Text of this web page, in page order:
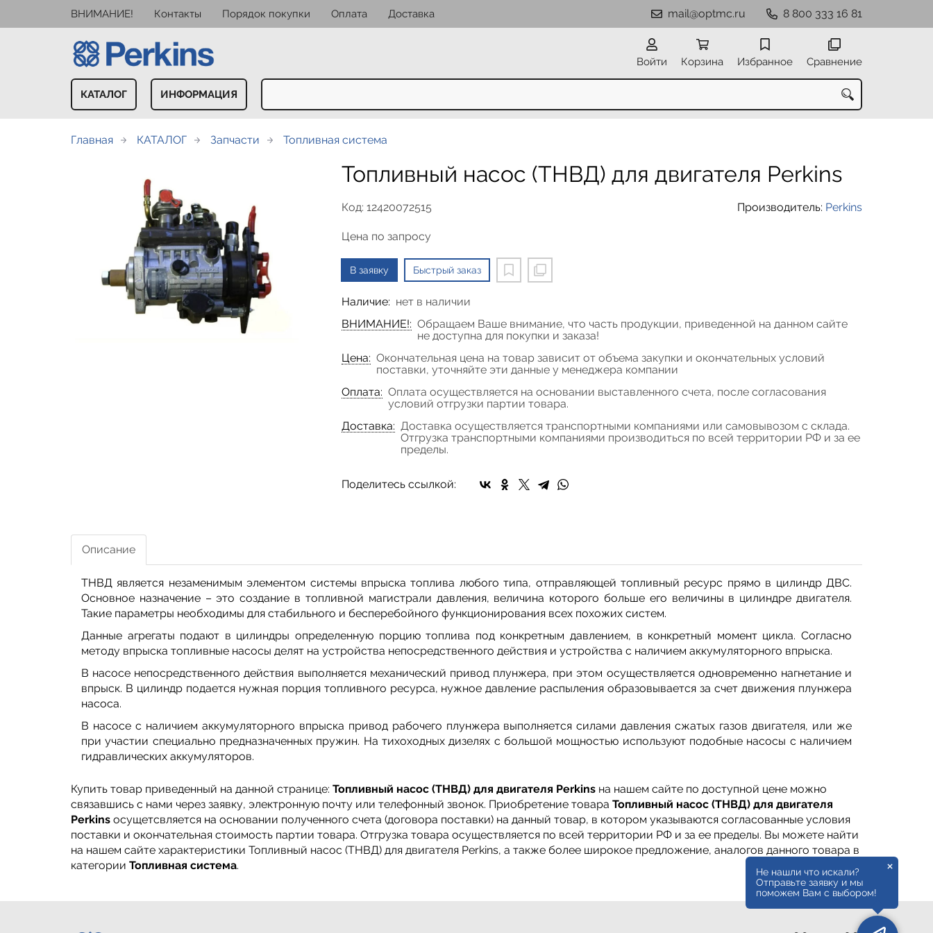
ВНИМАНИЕ! Контакты Порядок покупки Оплата Доставка 8 800 333 16 81
mail@optmc.ru
Войти Корзина Избранное Сравнение
КАТАЛОГ ИНФОРМАЦИЯ
Главная КАТАЛОГ Запчасти Топливная система
Топливный насос (ТНВД) для двигателя Perkins
Код: 12420072515 Производитель: Perkins
Цена по запросу
В заявку Быстрый заказ
Наличие: нет в наличии
ВНИМАНИЕ!: Обращаем Ваше внимание, что часть продукции, приведенной на данном сайте
не доступна для покупки и заказа!
Цена: Окончательная цена на товар зависит от объема закупки и окончательных условий
поставки, уточняйте эти данные у менеджера компании
Оплата: Оплата осуществляется на основании выставленного счета, после согласования
условий отгрузки партии товара.
Доставка: Доставка осуществляется транспортными компаниями или самовывозом с склада.
Отгрузка транспортными компаниями производиться по всей территории РФ и за ее
пределы.
Поделитесь ссылкой:
Описание
ТНВД является незаменимым элементом системы впрыска топлива любого типа, отправляющей топливный ресурс прямо в цилиндр ДВС.
Основное назначение – это создание в топливной магистрали давления, величина которого больше его величины в цилиндре двигателя.
Такие параметры необходимы для стабильного и бесперебойного функционирования всех похожих систем.
Данные агрегаты подают в цилиндры определенную порцию топлива под конкретным давлением, в конкретный момент цикла. Согласно
методу впрыска топливные насосы делят на устройства непосредственного действия и устройства с наличием аккумуляторного впрыска.
В насосе непосредственного действия выполняется механический привод плунжера, при этом осуществляется одновременно нагнетание и
впрыск. В цилиндр подается нужная порция топливного ресурса, нужное давление распыления образовывается за счет движения плунжера
насоса.
В насосе с наличием аккумуляторного впрыска привод рабочего плунжера выполняется силами давления сжатых газов двигателя, или же
при участии специально предназначенных пружин. На тихоходных дизелях с большой мощностью используют подобные насосы с наличием
гидравлических аккумуляторов.
Купить товар приведенный на данной странице: Топливный насос (ТНВД) для двигателя Perkins на нашем сайте по доступной цене можно
связавшись с нами через заявку, электронную почту или телефонный звонок. Приобретение товара Топливный насос (ТНВД) для двигателя
Perkins осущетсвляется на основании полученного счета (договора поставки) на данный товар, в котором указываются согласованные условия
поставки и окончательная стоимость партии товара. Отгрузка товара осуществляется по всей территории РФ и за ее пределы. Вы можете найти
на нашем сайте характеристики Топливный насос (ТНВД) для двигателя Perkins, а также более широкое предложение, аналогов данного товара в
категории Топливная система.
Не нашли что искали?
Отправьте заявку и мы
поможем Вам с выбором!
×